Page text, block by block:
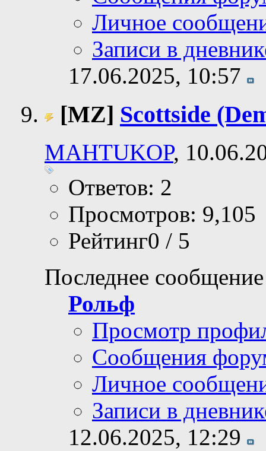
Личное
Записи в
17.06.2025, 10:57
[MZ] Scottside
MAHTUKOP,
Ответов: 2
Просмотров: 9,105
Рейтинг0 / 5
Последнее
Рольф
Просмотр
Сообщения
Личное
Записи в
12.06.2025, 12:29